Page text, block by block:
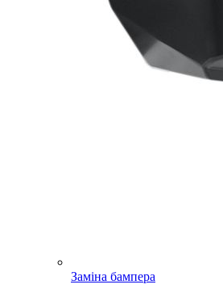
Заміна бампера